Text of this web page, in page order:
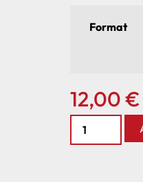
Format
12,00€